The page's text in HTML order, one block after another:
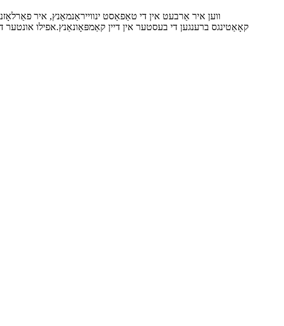
ווען איר אַרבעט אין די טאַפאַסט ינווייראַנמאַנץ, איר
קאָאַטינגס ברענגען די בעסטער אין דיין קאַמפּאָונאַנץ.אפילו